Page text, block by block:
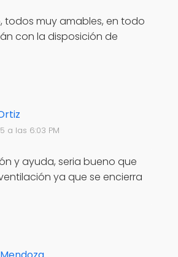
todos muy amables, en todo
con la disposición de
a las 6:03 PM
y ayuda, seria bueno que
ya que se encierra